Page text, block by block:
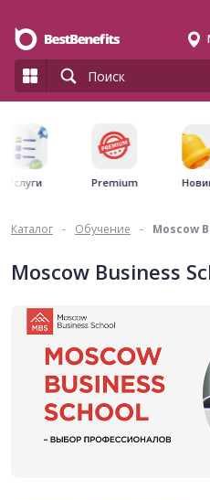
Услуги Premium
Каталог - Обучение - Moscow
Moscow Business